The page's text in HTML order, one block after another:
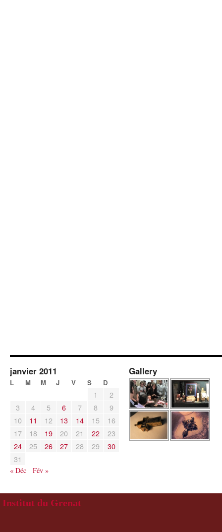
janvier 2011
L M M J V S D
1
2
3
4 5 6 7 8
9
10
11 12 13 14 15
16
17
18 19 20 21 22
23
24
25 26 27 28 29
30
31
« Déc Fév »
Gallery
Institut du Grenat